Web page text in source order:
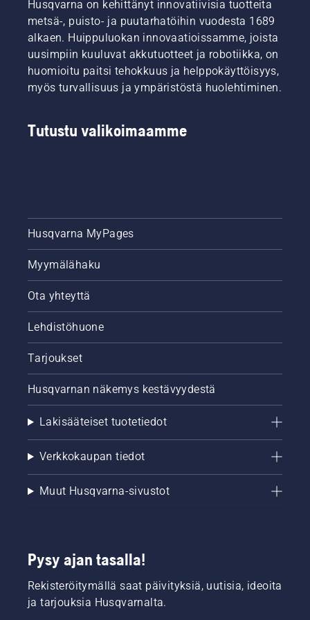
puusta
ja anna
sahalle
kaasua.
Voitelujärjestelmä
toimii,
kertyy
öljyä.
Husqvarna on kehittänyt innovatiivisia tuotteita
metsä-, puisto- ja puutarhatöihin vuodesta 1689
alkaen. Huippuluokan innovaatioissamme, joista
uusimpiin kuuluvat akkutuotteet ja robotiikka, on
huomioitu paitsi tehokkuus ja helppokäyttöisyys,
myös turvallisuus ja ympäristöstä huolehtiminen.
Tutustu valikoimaamme
Husqvarna MyPages
Myymälähaku
Ota yhteyttä
Lehdistöhuone
Tarjoukset
Husqvarnan näkemys kestävyydestä
Lakisääteiset tuotetiedot
Verkkokaupan tiedot
Muut Husqvarna-sivustot
Pysy ajan tasalla!
Rekisteröitymällä saat päivityksiä, uutisia, ideoita
ja tarjouksia Husqvarnalta.